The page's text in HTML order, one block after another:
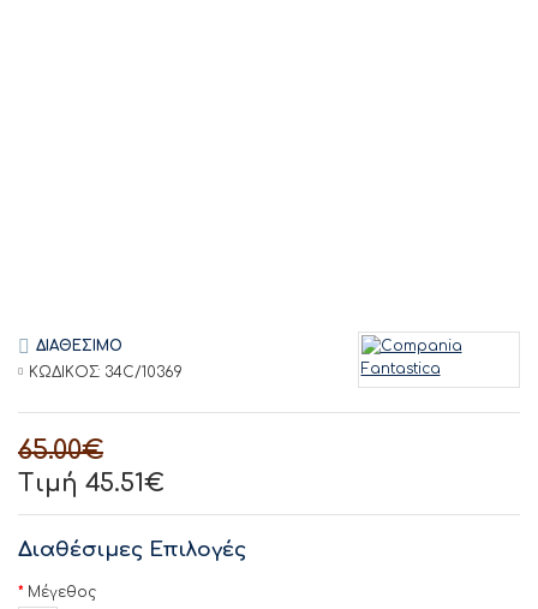
Τιμή 45.51€
65.00€
ΔΙΑΘΕΣΙΜΟ
ΚΩΔΙΚΟΣ: 34C/10369
Διαθέσιμες Επιλογές
Μέγεθος